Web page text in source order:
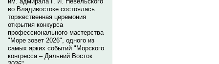
во Владивостоке состоялась
торжественная церемония
открытия конкурса
профессионального мастерства
"Море зовет 2026", одного из
самых ярких событий "Морского
конгресса – Дальний Восток